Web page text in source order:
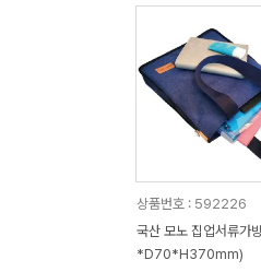
상품번호 : 592226
국산 모노 집업서류가
*D70*H370mm)